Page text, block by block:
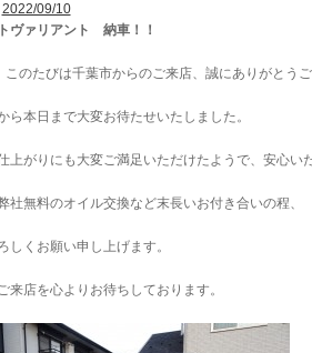
2022/09/10
ヴァリアント 納車！！
このたびは千葉市からのご来店、誠にありがとうご
ら本日まで大変お待たせいたしました。
上がりにも大変ご満足いただけたようで、安心い
社無料のオイル交換など末長いお付き合いの程、
しくお願い申し上げます。
来店を心よりお待ちしております。